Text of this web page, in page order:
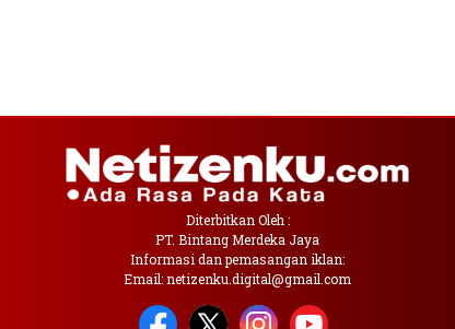
Diterbitkan Oleh :
PT. Bintang Merdeka Jaya
Informasi dan pemasangan iklan:
Email: netizenku.digital@gmail.com